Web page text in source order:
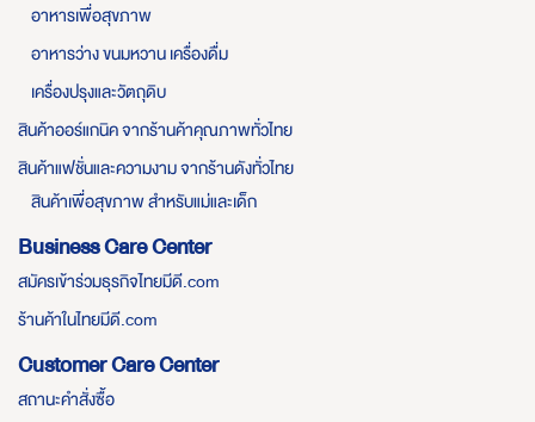
อาหารเพื่อสุขภาพ
อาหารว่าง ขนมหวาน เครื่องดื่ม
เครื่องปรุงและวัตถุดิบ
สินค้าออร์แกนิค จากร้านค้าคุณภาพทั่วไทย
สินค้าแฟชั่นและความงาม จากร้านดังทั่วไทย
สินค้าเพื่อสุขภาพ สำหรับแม่และเด็ก
Business Care Center
สมัครเข้าร่วมธุรกิจไทยมีดี.com
ร้านค้าในไทยมีดี.com
Customer Care Center
สถานะคำสั่งซื้อ